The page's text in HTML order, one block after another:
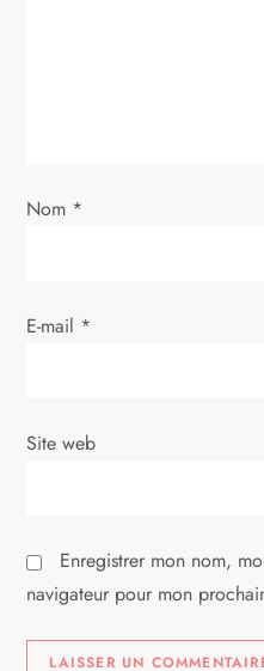
Nom *
E-mail *
Site web
Enregistrer mon nom,
navigateur pour mon